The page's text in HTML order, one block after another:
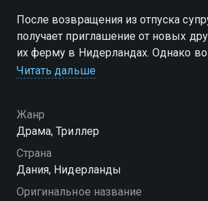
После возвращения из отпуска
получает приглашение от новых
их ферму в Нидерландах. Однако
становится ясно, что хозяева фермы
Читать дальше
Жанр
Драма, Триллер
Страна
Дания, Нидерланды
Оригинальное название